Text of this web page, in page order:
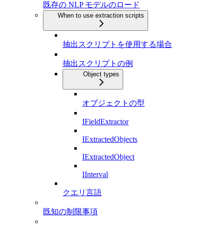
既存の NLP モデルのロード
When to use extraction scripts
抽出スクリプトを使用する場合
抽出スクリプトの例
Object types
オブジェクトの型
IFieldExtractor
IExtractedObjects
IExtractedObject
IInterval
クエリ言語
既知の制限事項